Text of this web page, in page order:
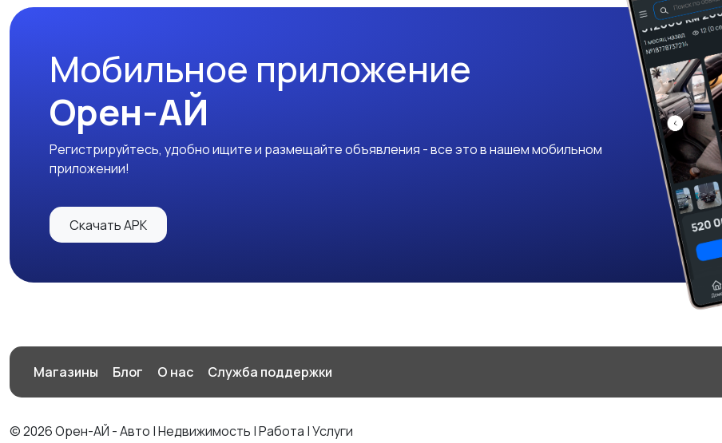
Мобильное приложение
Орен-АЙ
Регистрируйтесь, удобно ищите и размещайте объявления - все это в нашем мобильном
приложении!
Скачать APK
Магазины Блог О нас Служба поддержки
© 2026 Орен-АЙ - Авто | Недвижимость | Работа | Услуги